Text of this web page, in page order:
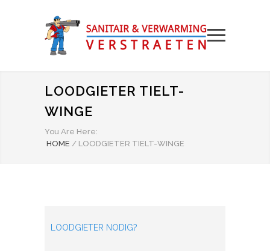
LOODGIETER TIELT-
WINGE
You Are Here:
HOME / LOODGIETER TIELT-WINGE
LOODGIETER NODIG?